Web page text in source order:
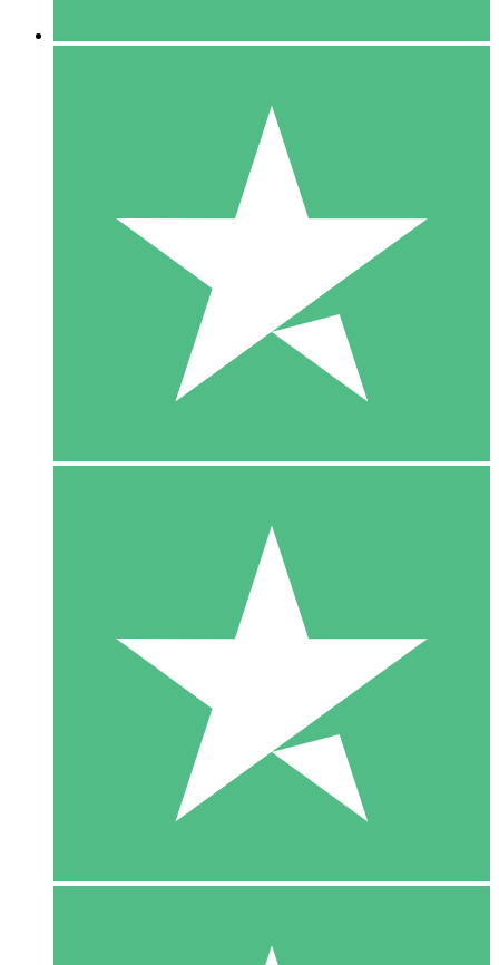
10 Descargas
20 00